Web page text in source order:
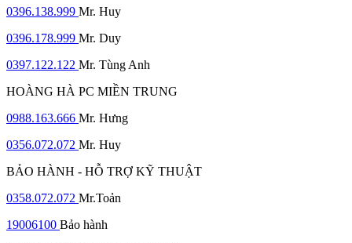
0396.138.999 Mr. Huy
0396.178.999 Mr. Duy
0397.122.122 Mr. Tùng Anh
HOÀNG HÀ PC MIỀN TRUNG
0988.163.666 Mr. Hưng
0356.072.072 Mr. Huy
BẢO HÀNH - HỖ TRỢ KỸ THUẬT
0358.072.072 Mr.Toản
19006100 Bảo hành